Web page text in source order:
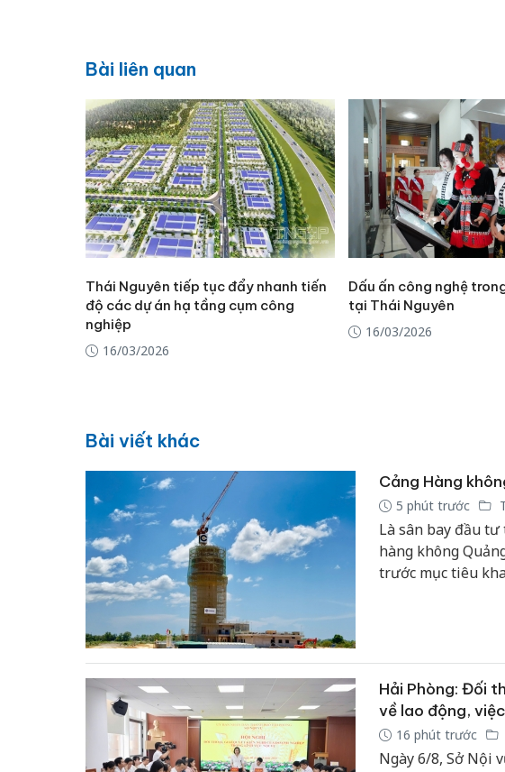
Bài liên quan
Thái Nguyên tiếp tục đẩy nhanh tiến
độ các dự án hạ tầng cụm công
nghiệp
16/03/2026
Dấu ấn công nghệ
tại Thái Nguyên
16/03/2026
Bài viết khác
Cảng Hàng
5 phút trước
Là sân bay đầu
hàng không
trước mục tiêu
Hải Phòng: Đối
về lao động,
16 phút trước
Ngày 6/8, Sở Nội